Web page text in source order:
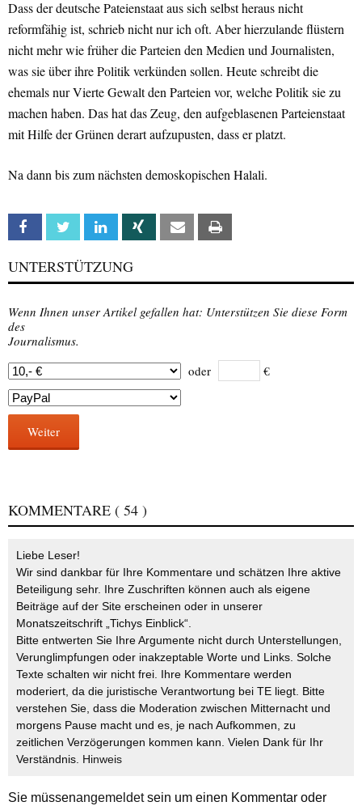
Dass der deutsche Pateienstaat aus sich selbst heraus nicht
reformfähig ist, schrieb nicht nur ich oft. Aber hierzulande flüstern
nicht mehr wie früher die Parteien den Medien und Journalisten,
was sie über ihre Politik verkünden sollen. Heute schreibt die
ehemals nur Vierte Gewalt den Parteien vor, welche Politik sie zu
machen haben. Das hat das Zeug, den aufgeblasenen Parteienstaat
mit Hilfe der Grünen derart aufzupusten, dass er platzt.
Na dann bis zum nächsten demoskopischen Halali.
Facebook Twitter Linkedin Xing Email
UNTERSTÜTZUNG
Wenn Ihnen unser Artikel gefallen hat: Unterstützen Sie diese Form
des
Journalismus.
oder
€
Weiter
KOMMENTARE ( 54 )
Liebe Leser!
Wir sind dankbar für Ihre Kommentare und schätzen Ihre aktive
Beteiligung sehr. Ihre Zuschriften können auch als eigene
Beiträge auf der Site erscheinen oder in unserer
Monatszeitschrift „Tichys Einblick“.
Bitte entwerten Sie Ihre Argumente nicht durch Unterstellungen,
Verunglimpfungen oder inakzeptable Worte und Links. Solche
Texte schalten wir nicht frei. Ihre Kommentare werden
moderiert, da die juristische Verantwortung bei TE liegt. Bitte
verstehen Sie, dass die Moderation zwischen Mitternacht und
morgens Pause macht und es, je nach Aufkommen, zu
zeitlichen Verzögerungen kommen kann. Vielen Dank für Ihr
Verständnis. Hinweis
Sie müssenangemeldetsein um einen Kommentar oder